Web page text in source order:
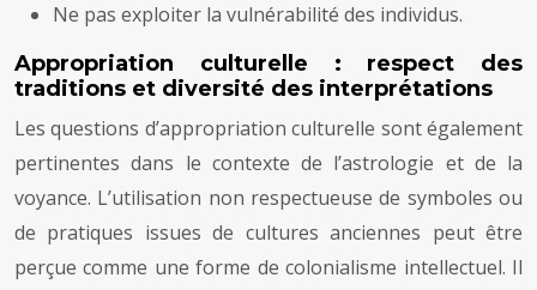
Ne pas exploiter la vulnérabilité des individus.
Appropriation culturelle : respect des
traditions et diversité des interprétations
Les questions d’appropriation culturelle sont également
pertinentes dans le contexte de l’astrologie et de la
voyance. L’utilisation non respectueuse de symboles ou
de pratiques issues de cultures anciennes peut être
perçue comme une forme de colonialisme intellectuel. Il